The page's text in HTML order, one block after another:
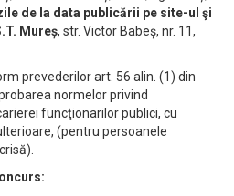
de la data publicării pe site-ul şi
Mureș, str. Victor Babeș, nr. 11,
prevederilor art. 56 alin. (1) din
normelor privind
funcţionarilor publici, cu
(pentru persoanele